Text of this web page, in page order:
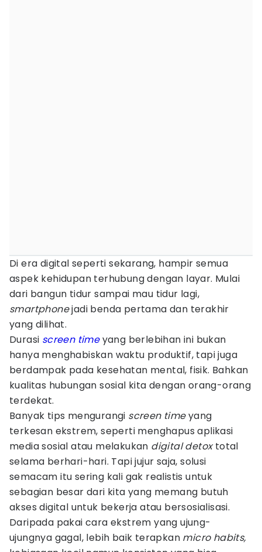
Di era digital seperti sekarang, hampir semua
aspek kehidupan terhubung dengan layar. Mulai
dari bangun tidur sampai mau tidur lagi,
smartphonejadi benda pertama dan terakhir
yang dilihat.
Durasi screen timeyang berlebihan ini bukan
hanya menghabiskan waktu produktif, tapi juga
berdampak pada kesehatan mental, fisik. Bahkan
kualitas hubungan sosial kita dengan orang-orang
terdekat.
Banyak tips mengurangi screen timeyang
terkesan ekstrem, seperti menghapus aplikasi
media sosial atau melakukan digital detoxtotal
selama berhari-hari. Tapi jujur saja, solusi
semacam itu sering kali gak realistis untuk
sebagian besar dari kita yang memang butuh
akses digital untuk bekerja atau bersosialisasi.
Daripada pakai cara ekstrem yang ujung-
ujungnya gagal, lebih baik terapkan micro habits,